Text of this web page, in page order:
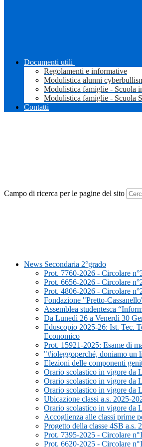
Documenti utili
Regolamenti e informative
Modulistica alunni
Modulistica famiglie - Scuola
Modulistica famiglie - Scuola
Contatti
Campo di ricerca per le pagine del sito
News Secondaria 2°grado
Prot. 7760-2026 - Circolare
Prot. 6656-2026 - Circolare
Prot. 4806-2026 - Circolare
Fondazione "Pretto-
Assemblea studentesca
Da Lunedì 26 a Venerdì 30
Eduscopio 2025-26: Ist. Tec.
Economico
Prot. 15921-2025: Esame di
"#ioleggoperché, doniamo un
Elezioni delle componenti
Orario scolastico in vigore da
Orario scolastico in vigore da
Orario scolastico in vigore da
Ubicazione classi a.s. 2025-
Orario scolastico in vigore da
Accoglienza alle classi prime
Progetto della classe 4SB a.s.
Prot. 7395-2025 - Circolare
Prot. 6620-2025 - Circolare